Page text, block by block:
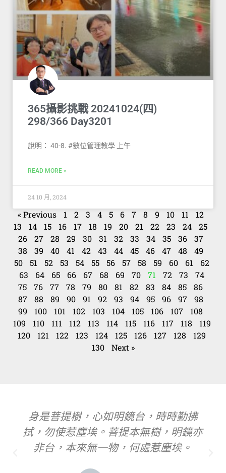
365攝影挑戰 20241024(四)
298/366 Day3201
說明： 40-8. #數位管理教學 上午
READ MORE »
24 10 月, 2024
« Previous 1 2 3 4 5 6 7 8 9 10 11
12
13
14 15 16 17 18 19 20 21 22 23 24
25
26
27 28 29 30 31 32 33 34 35 36
37
38
39 40 41 42 43 44 45 46 47 48
49
50
51 52 53 54 55 56 57 58 59 60 61
62
63
64 65 66 67 68 69 70 71 72 73
74
75
76 77 78 79 80 81 82 83 84 85
86
87
88 89 90 91 92 93 94 95 96 97
98
99
100 101 102 103 104 105 106 107
108
109
110 111 112 113 114 115 116 117 118
119
120
121 122 123 124 125 126 127 128
129
130
Next »
身是菩提樹，心如明鏡台，時時勤拂
拭，勿使惹塵埃。菩提本無樹，明鏡亦
非台，本來無一物，何處惹塵埃。